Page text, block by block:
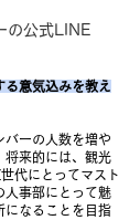
の公式LINE
る意気込みを教え
バーの人数を増や
将来的には、観光
代にとってマスト
人事部にとって魅
になることを目指